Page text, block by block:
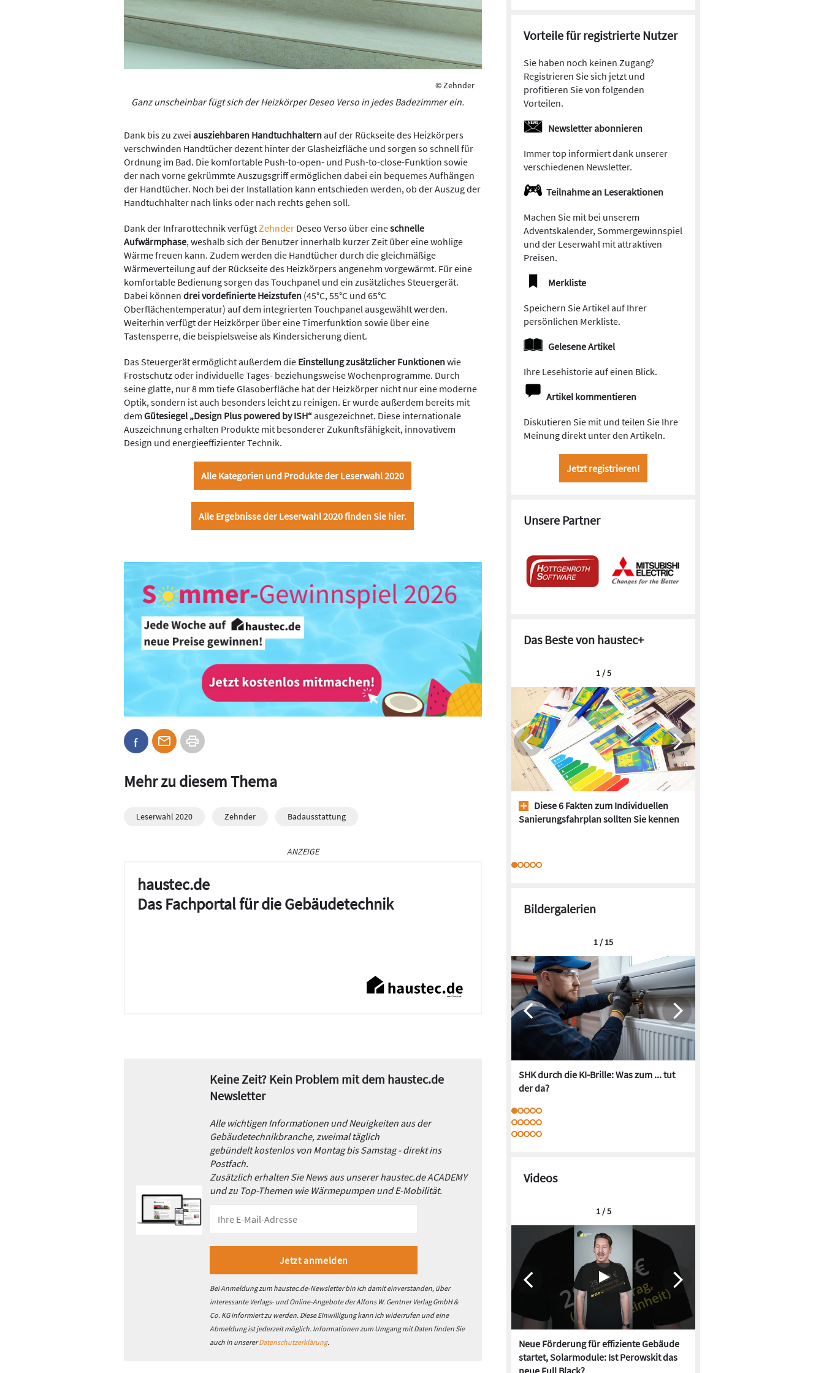
© Zehnder
Ganz unscheinbar fügt sich der Heizkörper Deseo Verso in jedes Badezimmer ein.
Dank bis zu zwei ausziehbaren Handtuchhalternauf der Rückseite des Heizkörpers
verschwinden Handtücher dezent hinter der Glasheizfläche und sorgen so schnell für
Ordnung im Bad. Die komfortable Push-to-open- und Push-to-close-Funktion sowie
der nach vorne gekrümmte Auszugsgriff ermöglichen dabei ein bequemes Aufhängen
der Handtücher. Noch bei der Installation kann entschieden werden, ob der Auszug der
Handtuchhalter nach links oder nach rechts gehen soll.
Dank der Infrarottechnik verfügtZehnder Deseo Verso über eineschnelle
Aufwärmphase, weshalb sich der Benutzer innerhalb kurzer Zeit über eine wohlige
Wärme freuen kann. Zudem werden die Handtücher durch die gleichmäßige
Wärmeverteilung auf der Rückseite des Heizkörpers angenehm vorgewärmt. Für eine
komfortable Bedienung sorgen das Touchpanel und ein zusätzliches Steuergerät.
Dabei können drei vordefinierte Heizstufen (45°C, 55°C und 65°C
Oberflächentemperatur) auf dem integrierten Touchpanel ausgewählt werden.
Weiterhin verfügt der Heizkörper über eine Timerfunktion sowie über eine
Tastensperre, die beispielsweise als Kindersicherung dient.
Das Steuergerät ermöglicht außerdem die Einstellung zusätzlicher Funktionenwie
Frostschutz oder individuelle Tages- beziehungsweise Wochenprogramme. Durch
seine glatte, nur 8 mm tiefe Glasoberfläche hat der Heizkörper nicht nur eine moderne
Optik, sondern ist auch besonders leicht zu reinigen. Er wurde außerdem bereits mit
dem Gütesiegel „Design Plus powered by ISH“ausgezeichnet. Diese internationale
Auszeichnung erhalten Produkte mit besonderer Zukunftsfähigkeit, innovativem
Design und energieeffizienter Technik.
Alle Kategorien und Produkte der Leserwahl 2020
Alle Ergebnisse der Leserwahl 2020 finden Sie hier.
Mehr zu diesem Thema
Leserwahl 2020 Zehnder Badausstattung
ANZEIGE
haustec.de
Das Fachportal für die Gebäudetechnik
Keine Zeit? Kein Problem mit dem haustec.de
Newsletter
Alle wichtigen Informationen und Neuigkeiten aus der
Gebäudetechnikbranche, zweimal täglich
gebündelt kostenlos von Montag bis Samstag - direkt ins
Postfach.
Zusätzlich erhalten Sie News aus unserer haustec.de ACADEMY
und zu Top-Themen wie Wärmepumpen und E-Mobilität.
Bei Anmeldung zum haustec.de-Newsletter bin ich damit einverstanden, über
interessante Verlags- und Online-Angebote der Alfons W. Gentner Verlag GmbH &
Co. KG informiert zu werden. Diese Einwilligung kann ich widerrufen und eine
Abmeldung ist jederzeit möglich. Informationen zum Umgang mit Daten finden Sie
auch in unsererDatenschutzerklärung.
Vorteile für registrierte Nutzer
Sie haben noch keinen Zugang?
Registrieren Sie sich jetzt und
profitieren Sie von folgenden
Vorteilen.
Newsletter abonnieren
Immer top informiert dank unserer
verschiedenen Newsletter.
Teilnahme an Leseraktionen
Machen Sie mit bei unserem
Adventskalender, Sommergewinnspiel
und der Leserwahl mit attraktiven
Preisen.
Merkliste
Speichern Sie Artikel auf Ihrer
persönlichen Merkliste.
Gelesene Artikel
Ihre Lesehistorie auf einen Blick.
Artikel kommentieren
Diskutieren Sie mit und teilen Sie Ihre
Meinung direkt unter den Artikeln.
Jetzt registrieren!
Unsere Partner
Das Beste von haustec+
Diese 6 Fakten zum Individuellen
Sanierungsfahrplan sollten Sie kennen
1 / 5
Bildergalerien
SHK durch die KI-Brille: Was zum ... tut
der da?
1 / 15
Videos
Neue Förderung für effiziente Gebäude
startet, Solarmodule: Ist Perowskit das
1 / 5